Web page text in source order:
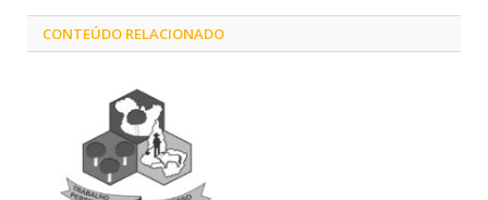
CONTEÚDO RELACIONADO